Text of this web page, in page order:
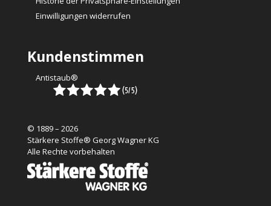
Einwilligungen widerrufen
Kundenstimmen
Antistaub®
© 1889 – 2026
Stärkere Stoffe® Georg Wagner KG
Alle Rechte vorbehalten